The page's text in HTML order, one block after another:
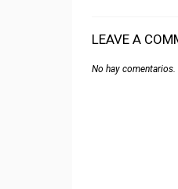
LEAVE A
No hay comentarios.